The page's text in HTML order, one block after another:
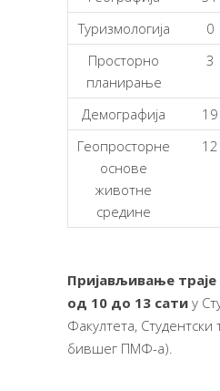
Туризмологија
0
Просторно
планирање
3
Демографија 19
Геопросторне
основе
животне
средине
12
Пријављивање траје
од 10 до 13 сати у
Факултета, Студентски
бившег ПМФ-а).